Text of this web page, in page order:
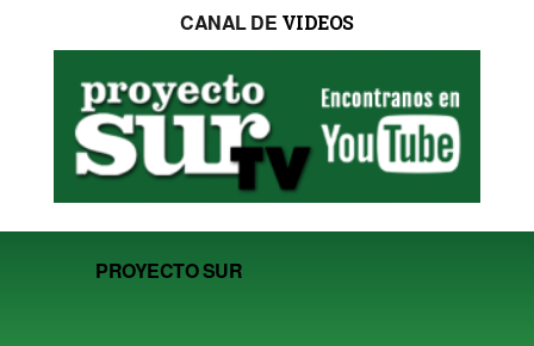
CANAL DE VIDEOS
PROYECTO SUR